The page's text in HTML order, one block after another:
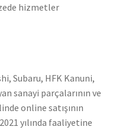
hizmetler
Subaru, HFK Kanuni,
sanayi parçalarının ve
online satışının
yılında faaliyetine